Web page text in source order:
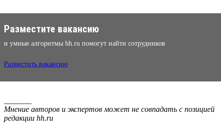
Разместите вакансию
и умные алгоритмы hh.ru помогут найти сотрудников
Разместить вакансию
Мнение авторов и экспертов может не совпадать с позицией
редакции hh.ru